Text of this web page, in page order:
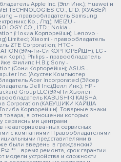
Apple Inc. (Эпл Инк.); Huawei и
TECHNOLOGIES CO., LTD. (ХУАВЕЙ
– правообладатель Samsung
Ко., Лтд.); MEIZU -
CO., LTD.; Nokia -
(Нокиа Корпорейшн); Lenovo -
Limited; Xiaomi - правообладатель
ZTE Corporation; HTC -
(Эйч-Ти-Си КОРПОРЕЙШН); LG -
Корп.); Philips - правообладатель
Филипс Н.В.); Sony -
(Сони Корпорейшн); ASUS -
Inc. (Асустек Компьютер
Acer Incorporated (Эйсер
Dell Inc.(Делл Инк.); HP -
Group LLC (ЭйчПи Хьюлетт
KABUSHIKI KAISHA
Corporation (КАБУШИКИ КАЙША
Корпорейшн). Товарные знаки
товара, в отношении которых
сервисными центрами
неавторизованных сервисных
с компаниями Правообладателями
представителями в
были введены в гражданский
** - время ремонта, срок гарантии
модели устройства и сложности